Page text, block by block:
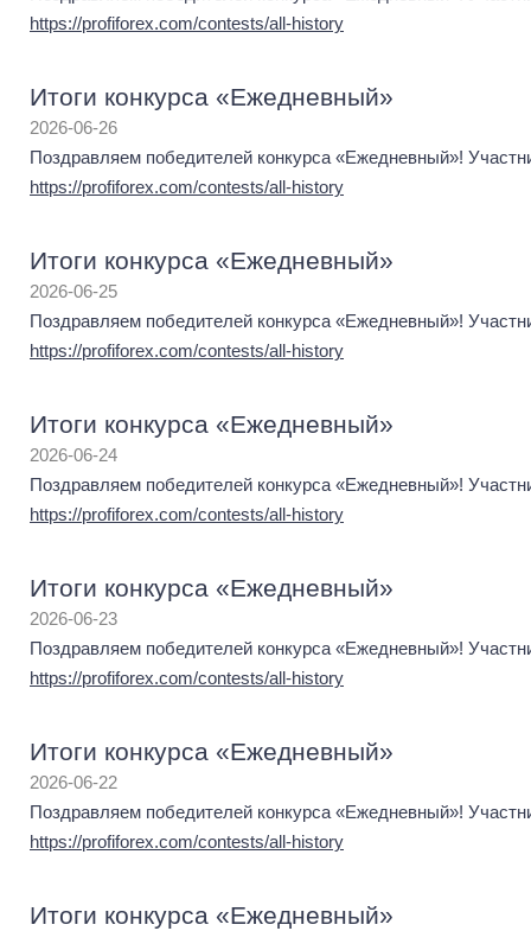
https://profiforex.com/contests/all-history
Итоги конкурса «Ежедневный»
2026-06-26
Поздравляем победителей конкурса «Ежедневный»!
https://profiforex.com/contests/all-history
Итоги конкурса «Ежедневный»
2026-06-25
Поздравляем победителей конкурса «Ежедневный»!
https://profiforex.com/contests/all-history
Итоги конкурса «Ежедневный»
2026-06-24
Поздравляем победителей конкурса «Ежедневный»!
https://profiforex.com/contests/all-history
Итоги конкурса «Ежедневный»
2026-06-23
Поздравляем победителей конкурса «Ежедневный»!
https://profiforex.com/contests/all-history
Итоги конкурса «Ежедневный»
2026-06-22
Поздравляем победителей конкурса «Ежедневный»!
https://profiforex.com/contests/all-history
Итоги конкурса «Ежедневный»